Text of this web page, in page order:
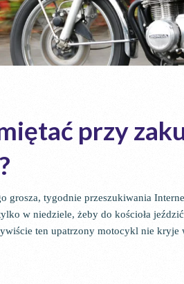
przy
grosza, tygodnie przeszukiwania
w niedziele, żeby do kościoła
ten upatrzony motocykl nie